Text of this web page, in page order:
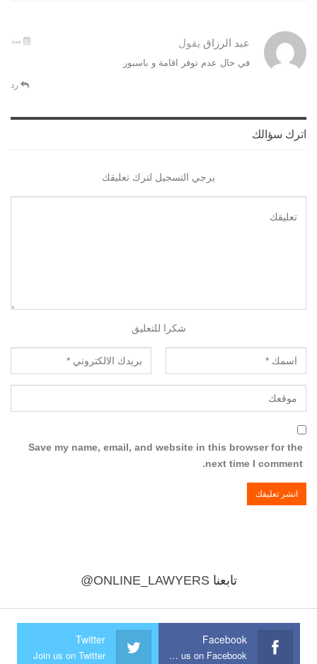
عبد الرزاق يقول منذ
في حال عدم توفر اقامة و باسبور
رد
اترك سؤالك
يرجي التسجيل لترك تعليقك
شكرا للتعليق
Save my name, email, and website in this browser for the
next time I comment.
تابعنا@ONLINE_LAWYERS
Facebook
Join us on Facebook
Twitter
Join us on Twitter